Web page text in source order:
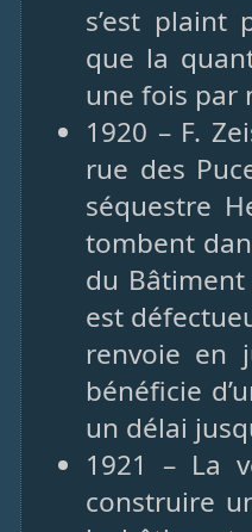
s’est plaint
que la
une fois par
1920 – F.
rue des
séquestre
tombent
du
est
renvoie en
bénéficie
un délai
1921 – La
construire